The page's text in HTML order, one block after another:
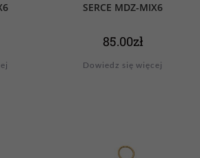
SERCE MDZ-MIX6
85.00zł
Dowiedz się więcej